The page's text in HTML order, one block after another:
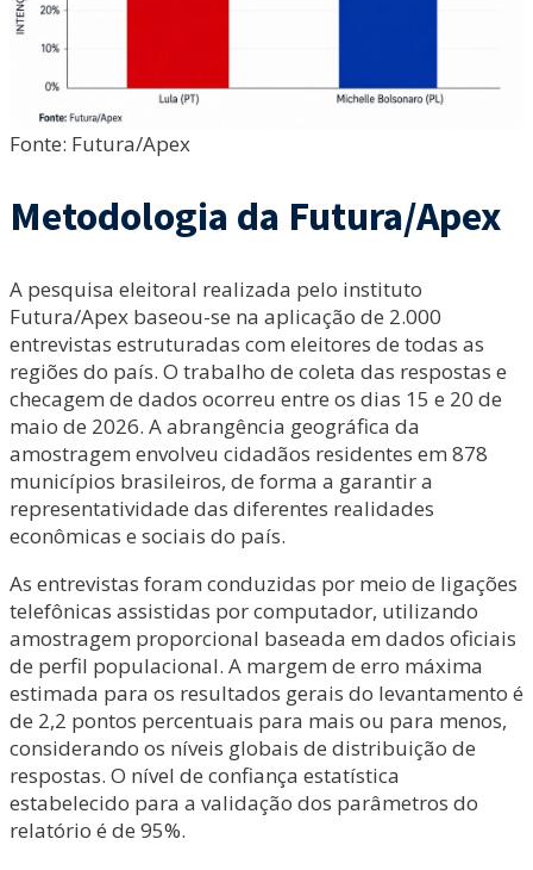
Fonte: Futura/Apex
Metodologia da Futura/Apex
A pesquisa eleitoral realizada pelo instituto
Futura/Apex baseou-se na aplicação de 2.000
entrevistas estruturadas com eleitores de todas as
regiões do país. O trabalho de coleta das respostas e
checagem de dados ocorreu entre os dias 15 e 20 de
maio de 2026. A abrangência geográfica da
amostragem envolveu cidadãos residentes em 878
municípios brasileiros, de forma a garantir a
representatividade das diferentes realidades
econômicas e sociais do país.
As entrevistas foram conduzidas por meio de ligações
telefônicas assistidas por computador, utilizando
amostragem proporcional baseada em dados oficiais
de perfil populacional. A margem de erro máxima
estimada para os resultados gerais do levantamento é
de 2,2 pontos percentuais para mais ou para menos,
considerando os níveis globais de distribuição de
respostas. O nível de confiança estatística
estabelecido para a validação dos parâmetros do
relatório é de 95%.